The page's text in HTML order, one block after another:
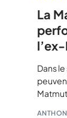
La
Dans